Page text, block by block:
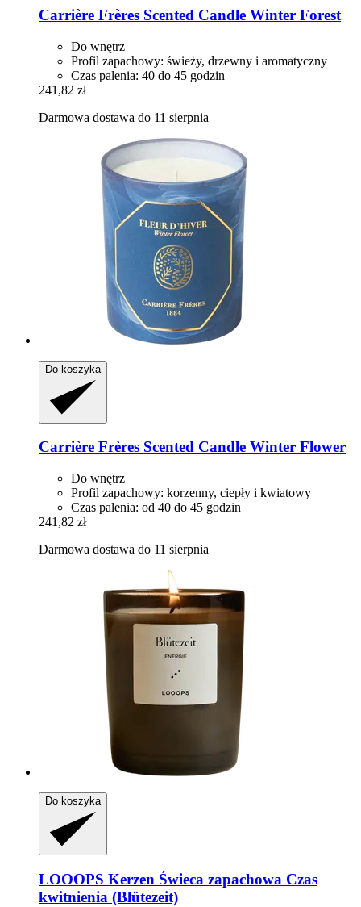
Carrière Frères Scented Candle Winter Forest
Do wnętrz
Profil zapachowy: świeży, drzewny i aromatyczny
Czas palenia: 40 do 45 godzin
241,82 zł
Darmowa dostawa do 11 sierpnia
Do koszyka
Carrière Frères Scented Candle Winter Flower
Do wnętrz
Profil zapachowy: korzenny, ciepły i kwiatowy
Czas palenia: od 40 do 45 godzin
241,82 zł
Darmowa dostawa do 11 sierpnia
Do koszyka
LOOOPS Kerzen Świeca zapachowa Czas
kwitnienia (Blütezeit)